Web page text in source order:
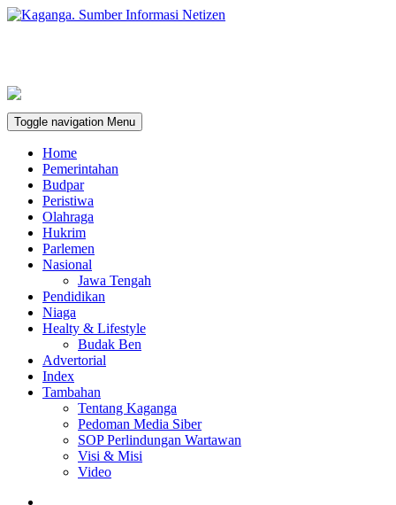
Toggle navigation Menu
Home
Pemerintahan
Budpar
Peristiwa
Olahraga
Hukrim
Parlemen
Nasional
Jawa Tengah
Pendidikan
Niaga
Healty & Lifestyle
Budak Ben
Advertorial
Index
Tambahan
Tentang Kaganga
Pedoman Media Siber
SOP Perlindungan Wartawan
Visi & Misi
Video